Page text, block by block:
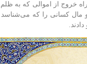
خروج از اموالی که به
کسانی را که می‌شناسد